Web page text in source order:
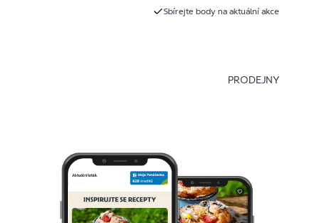
Sbírejte body na aktuální akce
PRODEJNY